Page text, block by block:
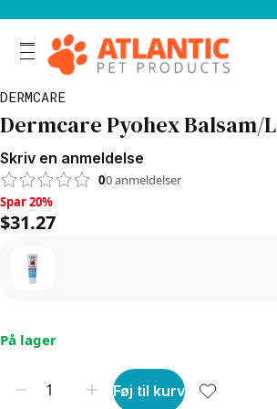
DERMCARE
Dermcare Pyohex Balsam/
Skriv en anmeldelse
00anmeldelser
Spar 20%, $31.27
Spar 20%
$31.27
På lager
Føj til kurv